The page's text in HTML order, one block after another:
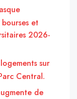
et
2026-
sur
Central.
de